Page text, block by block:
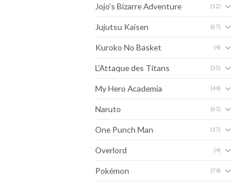
Jojo's Bizarre Adventure (12)
Jujutsu Kaisen (67)
Kuroko No Basket (4)
L'Attaque des Titans (35)
My Hero Academia (49)
Naruto (63)
One Punch Man (17)
Overlord (4)
Pokémon (74)